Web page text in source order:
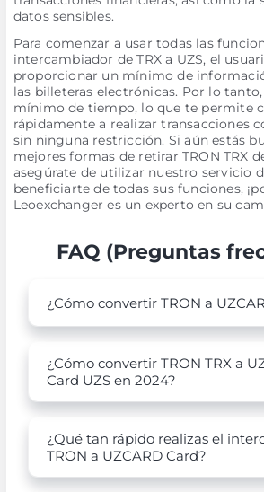
datos sensibles.
Para comenzar a usar todas las
intercambiador de TRX a UZS, el
proporcionar un mínimo de
las billeteras electrónicas. Por lo
mínimo de tiempo, lo que te permite
rápidamente a realizar transacciones
sin ninguna restricción. Si aún estás
mejores formas de retirar TRON TRX
asegúrate de utilizar nuestro servicio
beneficiarte de todas sus funciones,
Leoexchanger es un experto en su
FAQ (Preguntas
¿Cómo convertir TRON a
¿Cómo convertir TRON TRX a
Card UZS en 2024?
¿Qué tan rápido realizas el
TRON a UZCARD Card?